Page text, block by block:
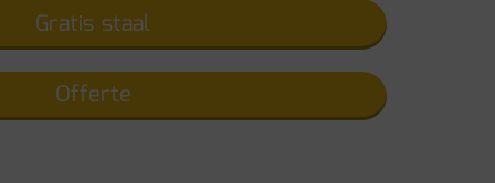
Gratis staal
Offerte